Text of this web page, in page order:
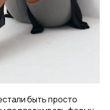
быть просто